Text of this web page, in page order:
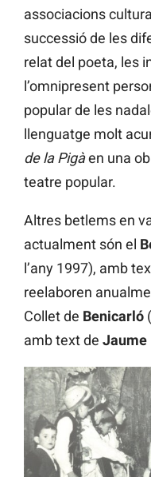
associacions
successió de les
relat del poeta, les
l’omnipresent
popular de les
llenguatge molt
de la Pigàen una
teatre popular.
Altres betlems en
actualment són el
l’any 1997), amb
reelaboren
Collet de Benicarló
amb text de Jaume